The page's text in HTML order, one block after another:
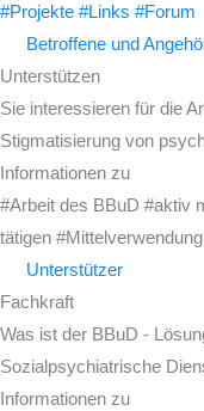
#Projekte #Links #Forum
Betroffene und
Unterstützen
Sie interessieren für die
Stigmatisierung von
Informationen zu
#Arbeit des BBuD #aktiv
tätigen
Unterstützer
Fachkraft
Was ist der BBuD -
Sozialpsychiatrische
Informationen zu